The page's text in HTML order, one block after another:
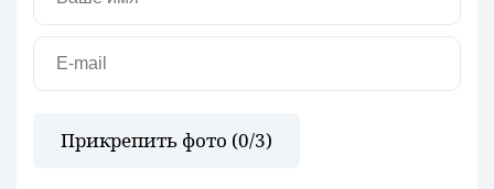
Прикрепить фото (0/3)